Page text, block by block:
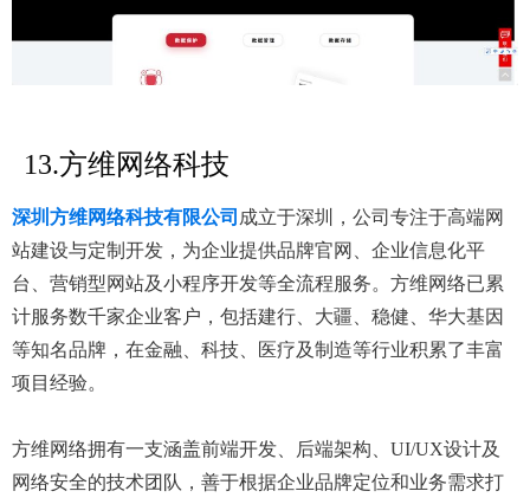
13.方维网络科技
深圳方维网络科技有限公司 成立于深圳，公司专注于高端网
站建设与定制开发，为企业提供品牌官网、企业信息化平
台、营销型网站及小程序开发等全流程服务。方维网络已累
计服务数千家企业客户，包括建行、大疆、稳健、华大基因
等知名品牌，在金融、科技、医疗及制造等行业积累了丰富
项目经验。
方维网络拥有一支涵盖前端开发、后端架构、UI/UX设计及
网络安全的技术团队，善于根据企业品牌定位和业务需求打